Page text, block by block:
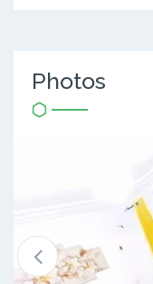
Photos